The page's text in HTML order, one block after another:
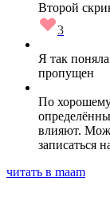
Второй
3
Я так
пропущен
По
влияют.
записаться
читать в maam